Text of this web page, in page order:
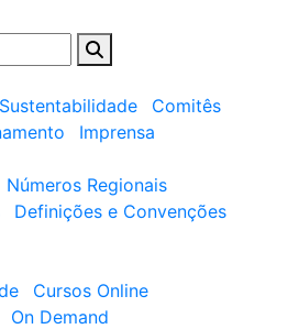
Sustentabilidade
Comitês
Imprensa
Números Regionais
Definições e Convenções
Cursos Online
On Demand